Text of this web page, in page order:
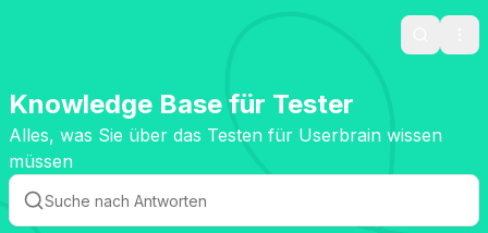
Search
Knowledge Base für Tester
Alles, was Sie über das Testen für Userbrain wissen
müssen